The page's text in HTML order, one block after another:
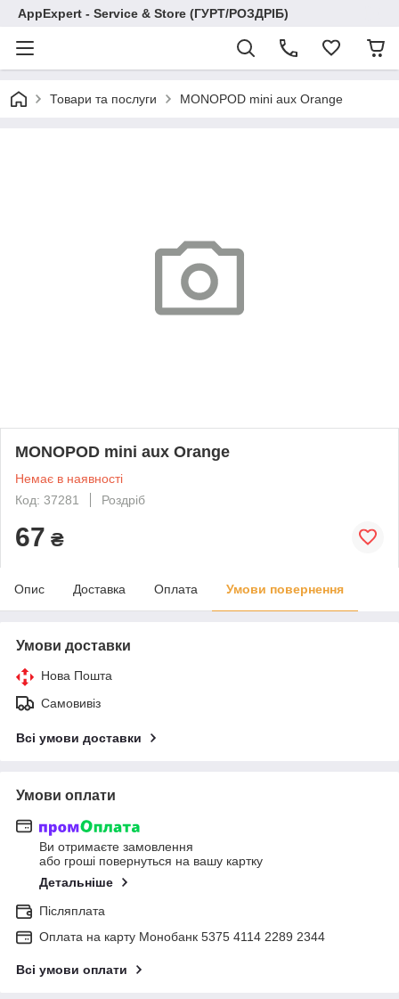
AppExpert - Service & Store (ГУРТ/РОЗДРІБ)
Товари та послуги MONOPOD mini aux Orange
MONOPOD mini aux Orange
Немає в наявності
Код: 37281
Роздріб
67 ₴
Опис Доставка Оплата Умови повернення
Умови доставки
Нова Пошта
Самовивіз
Всі умови доставки
Умови оплати
Ви отримаєте замовлення
або гроші повернуться на вашу картку
Детальніше
Післяплата
Оплата на карту Монобанк 5375 4114 2289 2344
Всі умови оплати